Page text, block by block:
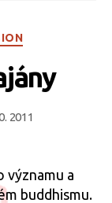
2011
významu a
buddhismu.